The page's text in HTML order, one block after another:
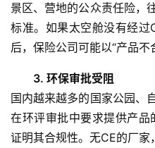
景区、营地的公众责任险，
标准。如果太空舱没有经
后，保险公司可能以“产品不
3. 环保审批受阻
国内越来越多的国家公园、
在环评审批中要求提供产
证明其合规性。无CE的厂家